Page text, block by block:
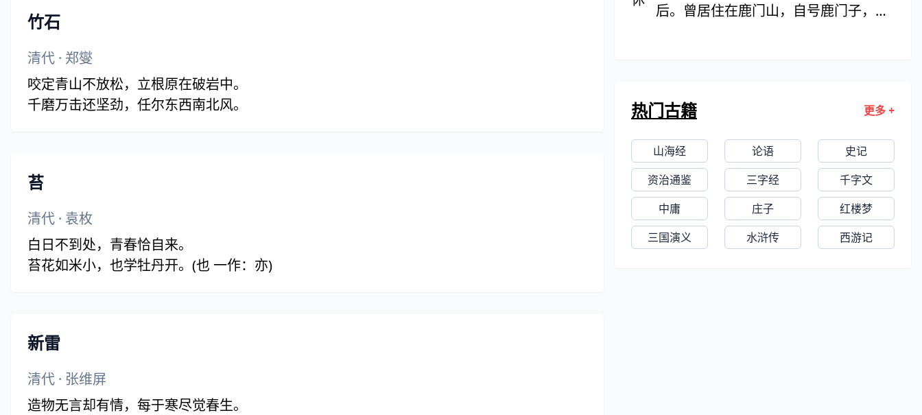
竹石
清代 · 郑燮
咬定青山不放松，立根原在破岩中。
千磨万击还坚劲，任尔东西南北风。
苔
清代 · 袁枚
白日不到处，青春恰自来。
苔花如米小，也学牡丹开。(也 一作：亦)
新雷
清代 · 张维屏
造物无言却有情，每于寒尽觉春生。
后。曾居住在鹿门山，自号鹿门子，文
时历任苏州军事判官（《吴越备
使。后参加黄巢起义，或言“陷巢贼中”
（《唐才子传》），任翰林学士，起义
失败后不知所踪。诗文兼有奇朴二态，
且多为同情民间疾苦之作。《新唐书·艺
文志》录有《皮日休集》、《皮子》、
热门古籍 更多 +
山海经 论语
史记
资治通鉴
三字经
千字文
中庸
庄子
红楼梦
三国演义
水浒传 西游记